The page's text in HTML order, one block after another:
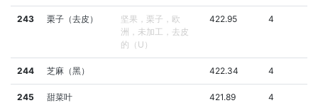
243 栗子（去皮）
坚果，栗子，欧
洲，未加工，去皮
的（U）
422.95 4
244 芝麻（黑） 422.34 4
245 甜菜叶 421.89 4